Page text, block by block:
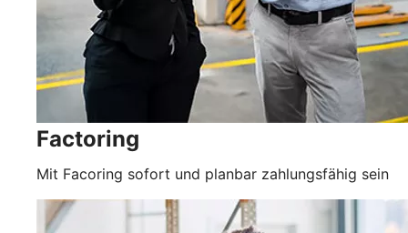
Factoring
Mit Facoring sofort und planbar zahlungsfähig sein